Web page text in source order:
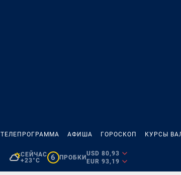
ТЕЛЕПРОГРАММА АФИША ГОРОСКОП КУРСЫ
СЕЙЧАС
+23°C
6 ПРОБКИ
USD 80,93
EUR 93,19